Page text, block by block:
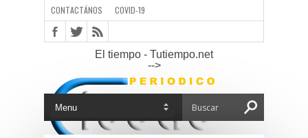
CONTACTÁNOS COVID-19
El tiempo - Tutiempo.net
-->